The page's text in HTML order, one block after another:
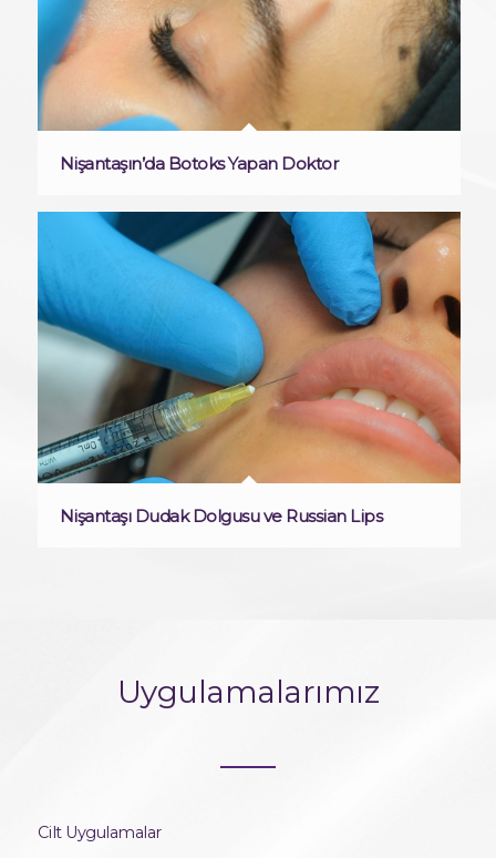
Nişantaşın’da Botoks Yapan Doktor
Nişantaşı Dudak Dolgusu ve Russian Lips
Uygulamalarımız
Cilt Uygulamalar